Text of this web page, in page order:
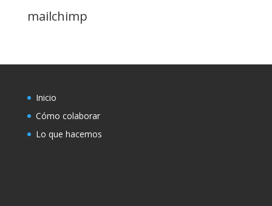
mailchimp
Inicio
Cómo colaborar
Lo que hacemos